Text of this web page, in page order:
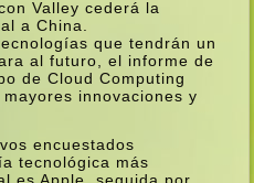
Valley cederá la
a China.
que tendrán un
al futuro, el informe de
de Cloud Computing
innovaciones y
encuestados
tecnológica más